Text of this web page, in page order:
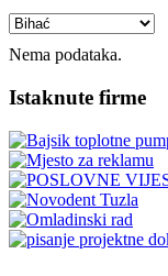
Nema podataka.
Istaknute firme